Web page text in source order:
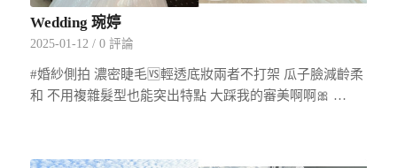
Wedding 琬婷
2025-01-12 / 0 評論
#婚紗側拍 濃密睫毛🆚輕透底妝兩者不打架 瓜子臉減齡柔
和 不用複雜髮型也能突出特點 大踩我的審美啊啊🎀 …